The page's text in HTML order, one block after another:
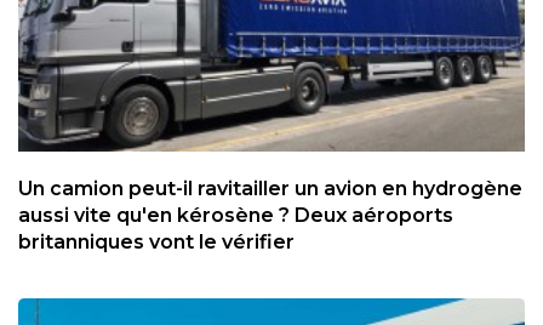
Un camion peut-il ravitailler un avion en hydrogène
aussi vite qu'en kérosène ? Deux aéroports
britanniques vont le vérifier